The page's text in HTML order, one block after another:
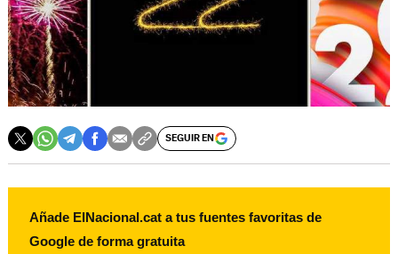
SEGUIR EN
Añade ElNacional.cat a tus fuentes favoritas de
Google de forma gratuita